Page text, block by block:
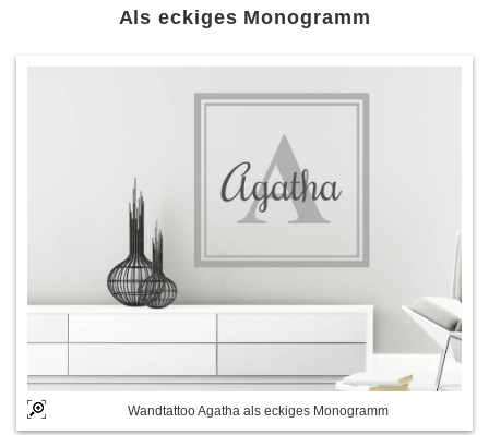
Als eckiges Monogramm
Wandtattoo Agatha als eckiges Monogramm